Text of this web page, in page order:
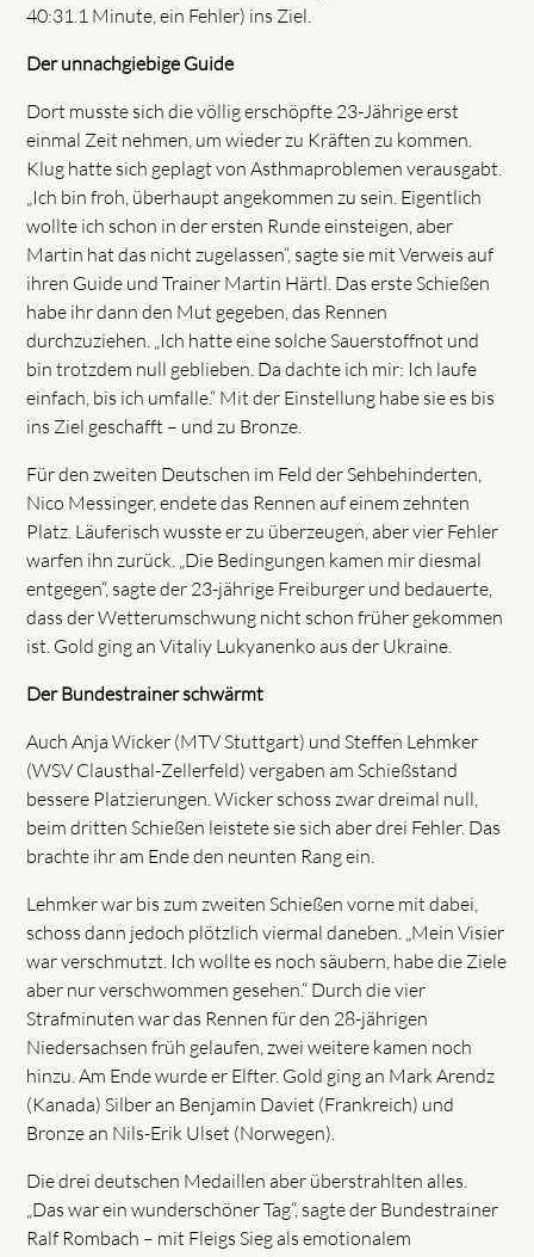
40:31.1 Minute, ein Fehler) ins Ziel.
Der unnachgiebige Guide
Dort musste sich die völlig erschöpfte 23-Jährige erst
einmal Zeit nehmen, um wieder zu Kräften zu kommen.
Klug hatte sich geplagt von Asthmaproblemen verausgabt.
„Ich bin froh, überhaupt angekommen zu sein. Eigentlich
wollte ich schon in der ersten Runde einsteigen, aber
Martin hat das nicht zugelassen“, sagte sie mit Verweis auf
ihren Guide und Trainer Martin Härtl. Das erste Schießen
habe ihr dann den Mut gegeben, das Rennen
durchzuziehen. „Ich hatte eine solche Sauerstoffnot und
bin trotzdem null geblieben. Da dachte ich mir: Ich laufe
einfach, bis ich umfalle.“ Mit der Einstellung habe sie es bis
ins Ziel geschafft – und zu Bronze.
Für den zweiten Deutschen im Feld der Sehbehinderten,
Nico Messinger, endete das Rennen auf einem zehnten
Platz. Läuferisch wusste er zu überzeugen, aber vier Fehler
warfen ihn zurück. „Die Bedingungen kamen mir diesmal
entgegen“, sagte der 23-jährige Freiburger und bedauerte,
dass der Wetterumschwung nicht schon früher gekommen
ist. Gold ging an Vitaliy Lukyanenko aus der Ukraine.
Der Bundestrainer schwärmt
Auch Anja Wicker (MTV Stuttgart) und Steffen Lehmker
(WSV Clausthal-Zellerfeld) vergaben am Schießstand
bessere Platzierungen. Wicker schoss zwar dreimal null,
beim dritten Schießen leistete sie sich aber drei Fehler. Das
brachte ihr am Ende den neunten Rang ein.
Lehmker war bis zum zweiten Schießen vorne mit dabei,
schoss dann jedoch plötzlich viermal daneben. „Mein Visier
war verschmutzt. Ich wollte es noch säubern, habe die Ziele
aber nur verschwommen gesehen.“ Durch die vier
Strafminuten war das Rennen für den 28-jährigen
Niedersachsen früh gelaufen, zwei weitere kamen noch
hinzu. Am Ende wurde er Elfter. Gold ging an Mark Arendz
(Kanada) Silber an Benjamin Daviet (Frankreich) und
Bronze an Nils-Erik Ulset (Norwegen).
Die drei deutschen Medaillen aber überstrahlten alles.
„Das war ein wunderschöner Tag“, sagte der Bundestrainer
Ralf Rombach – mit Fleigs Sieg als emotionalem